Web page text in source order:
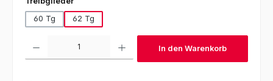
60 Tg
62 Tg
Produkt Anzahl: Gib den gewünschten Wert ein oder benutze die
In den Warenkorb